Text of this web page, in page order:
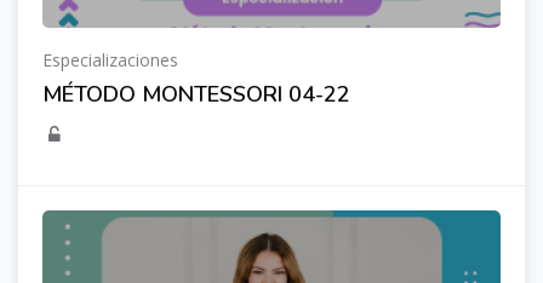
Especializaciones
MÉTODO MONTESSORI 04-22